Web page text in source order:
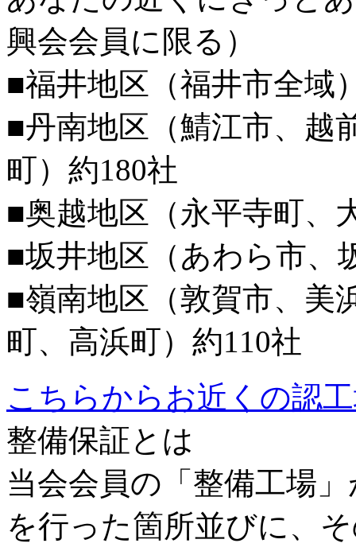
興会会員に限る）
■福井地区（福井市全域
■丹南地区（鯖江市、越
町）約180社
■奥越地区（永平寺町、
■坂井地区（あわら市、
■嶺南地区（敦賀市、美
町、高浜町）約110社
こちらからお近くの認
整備保証とは
当会会員の「整備工場
を行った箇所並びに、